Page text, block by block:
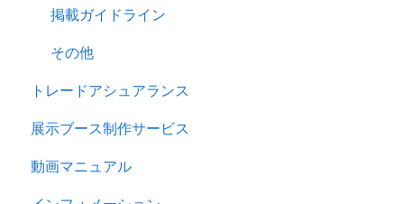
掲載ガイドライン
その他
トレードアシュアランス
展示ブース制作サービス
動画マニュアル